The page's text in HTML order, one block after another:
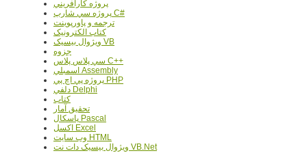
پروژه کارآفريني
پروژه سي شارپ C#
ترجمه و پاورپوينت
کتاب الکترونيک
ويژوال بيسيک VB
جزوه
سي پلاس پلاس C++
اسمبلي Assembly
پروژه پي اچ پي PHP
دلفي Delphi
کتاب
تحقيق آمار
پاسکال Pascal
اکسل Excel
وب سايت HTML
ويژوال بيسيک دات نت VB.Net